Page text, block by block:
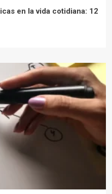
en la vida cotidiana: 12